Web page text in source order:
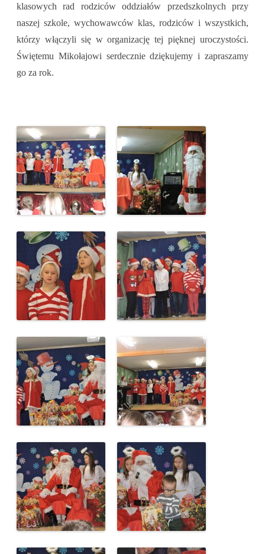
klasowych rad rodziców oddziałów przedszkolnych przy
naszej szkole, wychowawców klas, rodziców i wszystkich,
którzy włączyli się w organizację tej pięknej uroczystości.
Świętemu Mikołajowi serdecznie dziękujemy i zapraszamy
go za rok.